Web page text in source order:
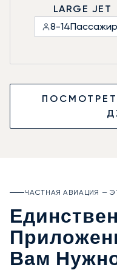
LARGE JET
8-14
ЧАСТНАЯ АВИАЦИЯ —
Вам